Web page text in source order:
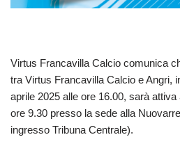
Virtus Francavilla Calcio comunica
tra Virtus Francavilla Calcio e Angri,
aprile 2025 alle ore 16.00, sarà
ore 9.30 presso la sede alla
ingresso Tribuna Centrale).